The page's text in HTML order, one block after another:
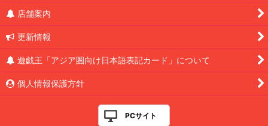
店舗案内
更新情報
遊戯王「アジア圏向け日本語表記カード」について
個人情報保護方針
PCサイト